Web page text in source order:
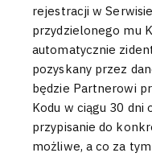
rejestracji w
przydzielonego mu
automatycznie
pozyskany przez
będzie Partnerowi
Kodu w ciągu 30
przypisanie do
możliwe, a co za